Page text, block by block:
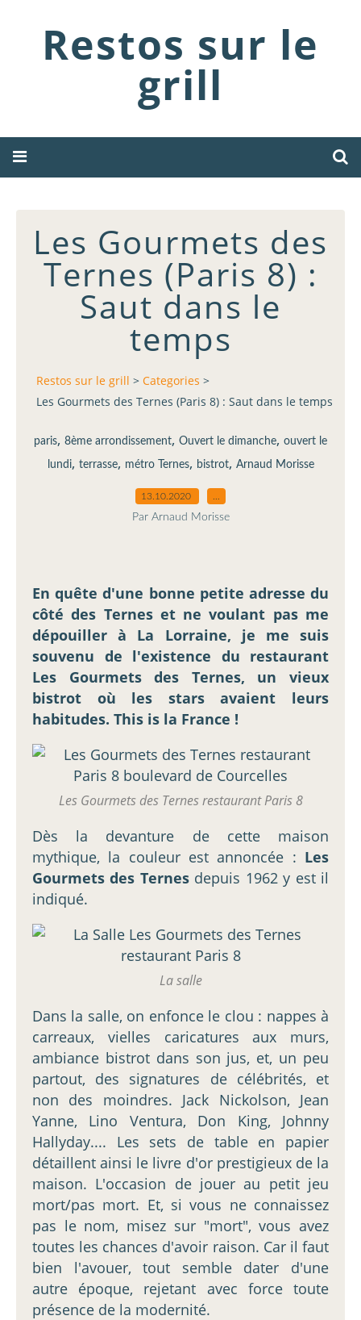
Restos sur le
grill
Les Gourmets des
Ternes (Paris 8) :
Saut dans le
temps
Restos sur le grill > Categories >
Les Gourmets des Ternes (Paris 8) : Saut dans le temps
paris, 8ème arrondissement, Ouvert le dimanche, ouvert le
lundi, terrasse, métro Ternes, bistrot, Arnaud Morisse
13.10.2020
Par Arnaud Morisse
En quête d'une bonne petite adresse du
côté des Ternes et ne voulant pas me
dépouiller à La Lorraine, je me suis
souvenu de l'existence du restaurant
Les Gourmets des Ternes, un vieux
bistrot où les stars avaient leurs
habitudes. This is la France !
Les Gourmets des Ternes restaurant Paris 8
Dès la devanture de cette maison
mythique, la couleur est annoncée : Les
Gourmets des Ternesdepuis 1962 y est il
indiqué.
La salle
Dans la salle, on enfonce le clou : nappes à
carreaux, vielles caricatures aux murs,
ambiance bistrot dans son jus, et, un peu
partout, des signatures de célébrités, et
non des moindres. Jack Nickolson, Jean
Yanne, Lino Ventura, Don King, Johnny
Hallyday.... Les sets de table en papier
détaillent ainsi le livre d'or prestigieux de la
maison. L'occasion de jouer au petit jeu
mort/pas mort. Et, si vous ne connaissez
pas le nom, misez sur "mort", vous avez
toutes les chances d'avoir raison. Car il faut
bien l'avouer, tout semble dater d'une
autre époque, rejetant avec force toute
présence de la modernité.